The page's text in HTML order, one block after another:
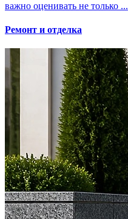
важно оценивать не только ...
Ремонт и отделка